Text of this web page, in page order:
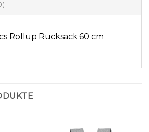
Rollup Rucksack 60 cm